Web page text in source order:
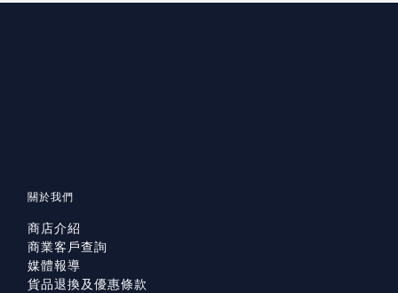
關於我們
商店介紹
商業客戶查詢
媒體報導
貨品退換及優惠條款